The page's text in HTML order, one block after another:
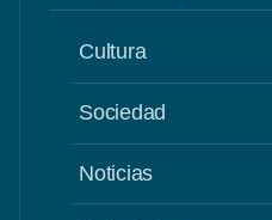
Cultura
Sociedad
Noticias